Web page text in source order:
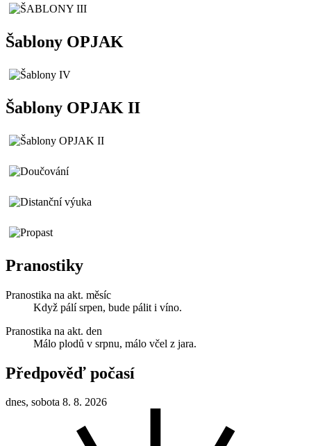
Šablony OPJAK
Šablony OPJAK II
Pranostiky
Pranostika na akt. měsíc
Když pálí srpen, bude pálit i víno.
Pranostika na akt. den
Málo plodů v srpnu, málo včel z jara.
Předpověď počasí
dnes, sobota 8. 8. 2026